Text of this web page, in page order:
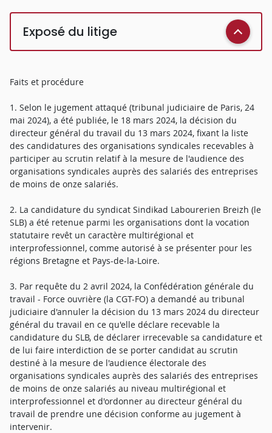
Exposé du litige
Faits et procédure
1. Selon le jugement attaqué (tribunal judiciaire de Paris, 24
mai 2024), a été publiée, le 18 mars 2024, la décision du
directeur général du travail du 13 mars 2024, fixant la liste
des candidatures des organisations syndicales recevables à
participer au scrutin relatif à la mesure de l'audience des
organisations syndicales auprès des salariés des entreprises
de moins de onze salariés.
2. La candidature du syndicat Sindikad Labourerien Breizh (le
SLB) a été retenue parmi les organisations dont la vocation
statutaire revêt un caractère multirégional et
interprofessionnel, comme autorisé à se présenter pour les
régions Bretagne et Pays-de-la-Loire.
3. Par requête du 2 avril 2024, la Confédération générale du
travail - Force ouvrière (la CGT-FO) a demandé au tribunal
judiciaire d'annuler la décision du 13 mars 2024 du directeur
général du travail en ce qu'elle déclare recevable la
candidature du SLB, de déclarer irrecevable sa candidature et
de lui faire interdiction de se porter candidat au scrutin
destiné à la mesure de l'audience électorale des
organisations syndicales auprès des salariés des entreprises
de moins de onze salariés au niveau multirégional et
interprofessionnel et d'ordonner au directeur général du
travail de prendre une décision conforme au jugement à
intervenir.